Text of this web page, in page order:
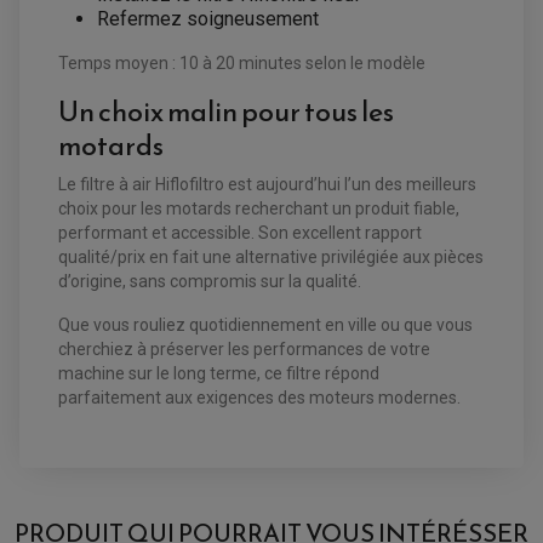
LEVIER D'EMBRAYAGE
PÉDALE DE FREIN
REPOSE PIED TYPE ORIGINE
SÉLECTEUR DE VITESSE
RÉTROVISEUR TYPE ORIGINE
PIÈCE MOTEUR
GALET DE VARIATEUR
COURROIE
VARIATEUR SCOOTER
POMPE A ESSENCE
Refermez soigneusement
Temps moyen : 10 à 20 minutes selon le modèle
Un choix malin pour tous les
motards
Le filtre à air Hiflofiltro est aujourd’hui l’un des meilleurs
choix pour les motards recherchant un produit fiable,
performant et accessible. Son excellent rapport
qualité/prix en fait une alternative privilégiée aux pièces
d’origine, sans compromis sur la qualité.
Que vous rouliez quotidiennement en ville ou que vous
cherchiez à préserver les performances de votre
machine sur le long terme, ce filtre répond
parfaitement aux exigences des moteurs modernes.
PRODUIT QUI POURRAIT VOUS INTÉRÉSSER